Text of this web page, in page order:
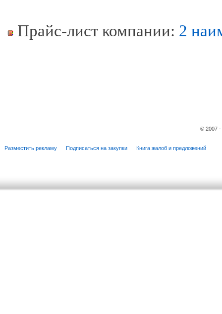
Прайс-лист компании: 2
© 2007
Разместить рекламу Подписаться на закупки Книга жалоб и предложений